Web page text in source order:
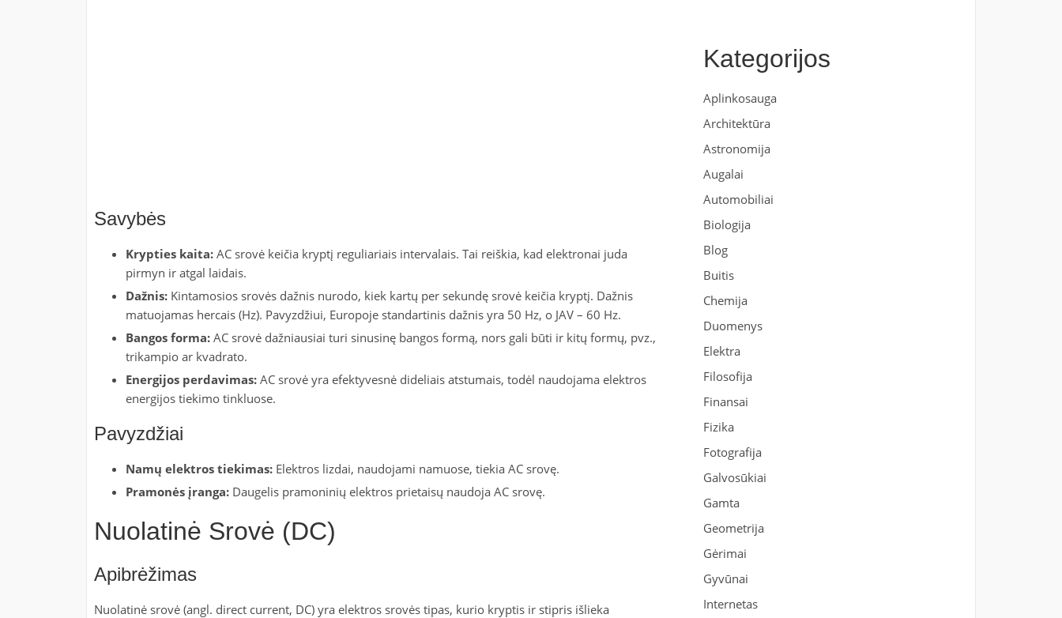
Savybės
Krypties kaita:AC srovė keičia kryptį reguliariais intervalais. Tai reiškia, kad elektronai juda
pirmyn ir atgal laidais.
Dažnis:Kintamosios srovės dažnis nurodo, kiek kartų per sekundę srovė keičia kryptį. Dažnis
matuojamas hercais (Hz). Pavyzdžiui, Europoje standartinis dažnis yra 50 Hz, o JAV – 60 Hz.
Bangos forma:AC srovė dažniausiai turi sinusinę bangos formą, nors gali būti ir kitų formų, pvz.,
trikampio ar kvadrato.
Energijos perdavimas:AC srovė yra efektyvesnė dideliais atstumais, todėl naudojama elektros
energijos tiekimo tinkluose.
Pavyzdžiai
Namų elektros tiekimas:Elektros lizdai, naudojami namuose, tiekia AC srovę.
Pramonės įranga:Daugelis pramoninių elektros prietaisų naudoja AC srovę.
Nuolatinė Srovė (DC)
Apibrėžimas
Nuolatinė srovė (angl. direct current, DC) yra elektros srovės tipas, kurio kryptis ir stipris išlieka
Kategorijos
Aplinkosauga
Architektūra
Astronomija
Augalai
Automobiliai
Biologija
Blog
Buitis
Chemija
Duomenys
Elektra
Filosofija
Finansai
Fizika
Fotografija
Galvosūkiai
Gamta
Geometrija
Gėrimai
Gyvūnai
Internetas